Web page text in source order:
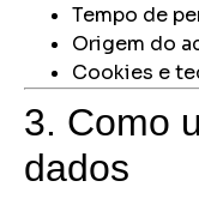
Tempo de
Origem do
Cookies e
3. Como
dados